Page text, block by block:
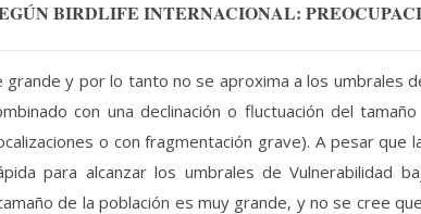
BIRDLIFE INTERNACIONAL:
y por lo tanto no se aproxima a los umbrales
con una declinación o fluctuación del
o con fragmentación grave). A pesar que
para alcanzar los umbrales de Vulnerabilidad
de la población es muy grande, y no se cree